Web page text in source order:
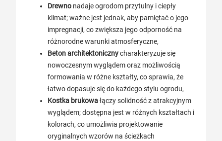
Drewno nadaje ogrodom przytulny i ciepły
klimat; ważne jest jednak, aby pamiętać o jego
impregnacji, co zwiększa jego odporność na
różnorodne warunki atmosferyczne,
Beton architektonicznycharakteryzuje się
nowoczesnym wyglądem oraz możliwością
formowania w różne kształty, co sprawia, że
łatwo dopasuje się do każdego stylu ogrodu,
Kostka brukowałączy solidność z atrakcyjnym
wyglądem; dostępna jest w różnych kształtach i
kolorach, co umożliwia projektowanie
oryginalnych wzorów na ścieżkach